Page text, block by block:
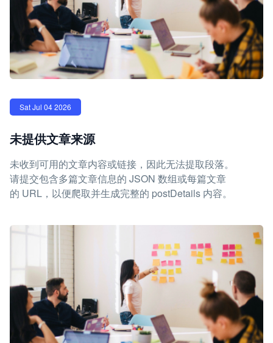
Sat Jul 04 2026
未提供文章来源
未收到可用的文章内容或链接，因此无法提取段落。
请提交包含多篇文章信息的 JSON 数组或每篇文章
的 URL，以便爬取并生成完整的 postDetails 内容。